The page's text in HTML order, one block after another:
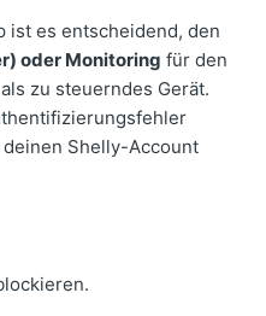
ist es entscheidend, den
oder Monitoring für den
zu steuerndes Gerät.
Shelly-Account